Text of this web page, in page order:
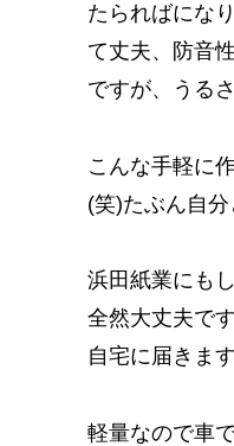
たらればにな
て丈夫、防音
ですが、うる
こんな手軽に
(笑)たぶん自
浜田紙業にも
全然大丈夫で
自宅に届きま
軽量なので車